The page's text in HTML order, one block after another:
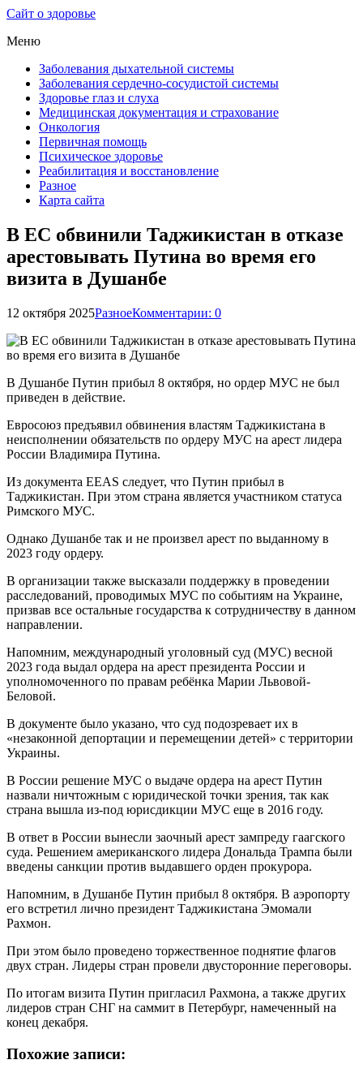
Сайт о здоровье
Меню
Заболевания дыхательной системы
Заболевания сердечно-сосудистой системы
Здоровье глаз и слуха
Медицинская документация и страхование
Онкология
Первичная помощь
Психическое здоровье
Реабилитация и восстановление
Разное
Карта сайта
В ЕС обвинили Таджикистан в отказе
арестовывать Путина во время его
визита в Душанбе
12 октября 2025РазноеКомментарии: 0
В Душанбе Путин прибыл 8 октября, но ордер МУС не был
приведен в действие.
Евросоюз предъявил обвинения властям Таджикистана в
неисполнении обязательств по ордеру МУС на арест лидера
России Владимира Путина.
Из документа EEAS следует, что Путин прибыл в
Таджикистан. При этом страна является участником статуса
Римского МУС.
Однако Душанбе так и не произвел арест по выданному в
2023 году ордеру.
В организации также высказали поддержку в проведении
расследований, проводимых МУС по событиям на Украине,
призвав все остальные государства к сотрудничеству в данном
направлении.
Напомним, международный уголовный суд (МУС) весной
2023 года выдал ордера на арест президента России и
уполномоченного по правам ребёнка Марии Львовой-
Беловой.
В документе было указано, что суд подозревает их в
«незаконной депортации и перемещении детей» с территории
Украины.
В России решение МУС о выдаче ордера на арест Путин
назвали ничтожным с юридической точки зрения, так как
страна вышла из-под юрисдикции МУС еще в 2016 году.
В ответ в России вынесли заочный арест зампреду гаагского
суда. Решением американского лидера Дональда Трампа были
введены санкции против выдавшего орден прокурора.
Напомним, в Душанбе Путин прибыл 8 октября. В аэропорту
его встретил лично президент Таджикистана Эмомали
Рахмон.
При этом было проведено торжественное поднятие флагов
двух стран. Лидеры стран провели двусторонние переговоры.
По итогам визита Путин пригласил Рахмона, а также других
лидеров стран СНГ на саммит в Петербург, намеченный на
конец декабря.
Похожие записи: